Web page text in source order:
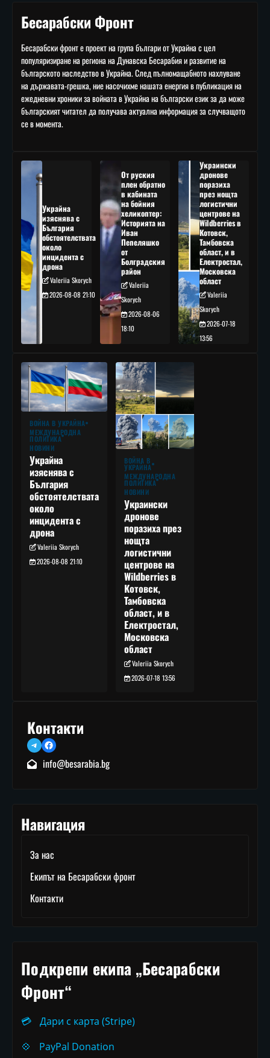
Бесарабски Фронт
Бесарабски фронт е проект на група българи от Украйна с цел
популяризиране на региона на Дунавска Бесарабия и развитие на
българското наследство в Украйна. След пълномащабното нахлуване
на държавата-грешка, ние насочихме нашата енергия в публикация на
ежедневни хроники за войната в Украйна на български език за да може
българският читател да получава актуална информация за случващото
се в момента.
Украйна
изяснява с
България
обстоятелствата
около
инцидента с
дрона
Valeriia Skorych
2026-08-08 21:10
От руския
плен обратно
в кабината
на бойния
хеликоптер:
Историята на
Иван
Пепеляшко
от
Болградския
район
Valeriia
Skorych
2026-08-06
18:10
Украински
дронове
поразиха
през нощта
логистични
центрове на
Wildberries в
Котовск,
Тамбовска
област, и в
Електростал,
Московска
област
Valeriia
Skorych
2026-07-18
13:56
ВОЙНА В УКРАЙНА
МЕЖДУНАРОДНА
ПОЛИТИКА
НОВИНИ
Украйна
изяснява с
България
обстоятелствата
около
инцидента с
дрона
Valeriia Skorych
2026-08-08 21:10
ВОЙНА В
УКРАЙНА
МЕЖДУНАРОДНА
ПОЛИТИКА
НОВИНИ
Украински
дронове
поразиха през
нощта
логистични
центрове на
Wildberries в
Котовск,
Тамбовска
област, и в
Електростал,
Московска
област
Valeriia Skorych
2026-07-18 13:56
Контакти
TelegramFacebook
info@besarabia.bg
Навигация
За нас
Екипът на Бесарабски фронт
Контакти
Подкрепи екипа „Бесарабски
Фронт“
💳
Дари с карта (Stripe)
💠
PayPal Donation